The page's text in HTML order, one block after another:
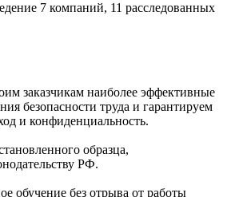
7 компаний, 11 расследованных
заказчикам наиболее эффективные
безопасности труда и гарантируем
и конфиденциальность.
образца,
РФ.
обучение без отрыва от работы